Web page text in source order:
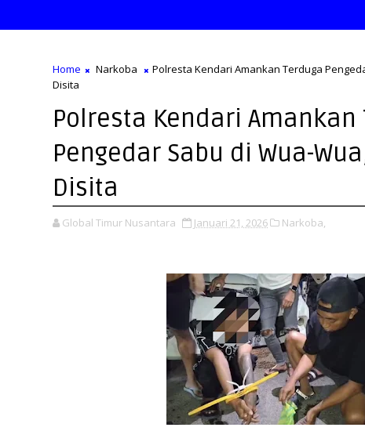
Home Narkoba
Polresta Kendari Amankan Terduga
Disita
Polresta Kendari Amankan
Pengedar Sabu di Wua-
Disita
Global Timur Nusantara Januari 21, 2026 Narkoba,